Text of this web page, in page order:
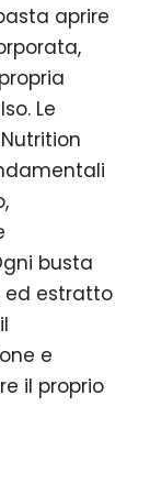
aprire
Le
busta
ed estratto
e
il proprio